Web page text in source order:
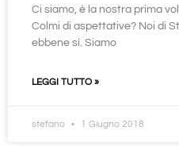
Ci siamo, è la nostra prima
Colmi di aspettative? Noi di
ebbene sì. Siamo
LEGGI TUTTO »
stefano 1 Giugno 2018